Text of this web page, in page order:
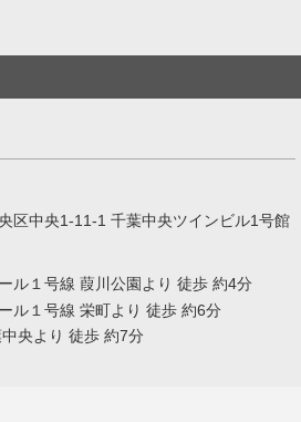
区中央1-11-1 千葉中央ツインビル1号館
ル１号線 葭川公園より 徒歩 約4分
ル１号線 栄町より 徒歩 約6分
央より 徒歩 約7分